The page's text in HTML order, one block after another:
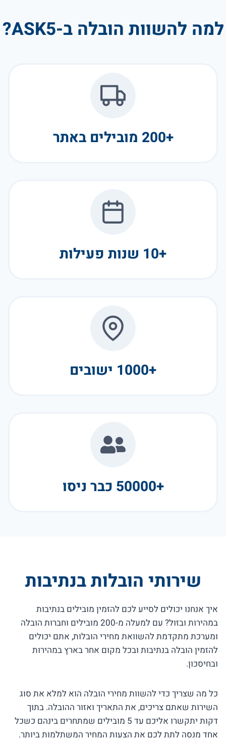
למה להשוות הובלה ב-ASK5?
+200 מובילים באתר
+10 שנות פעילות
+1000 ישובים
+50000 כבר ניסו
שירותי הובלות בנתיבות
איך אנחנו יכולים לסייע לכם להזמין מובילים בנתיבות
במהירות ובזול? עם למעלה מ-200 מובילים וחברות הובלה
ומערכת מתקדמת להשוואת מחירי הובלות, אתם יכולים
להזמין הובלה בנתיבות ובכל מקום אחר בארץ במהירות
ובחיסכון.
כל מה שצריך כדי להשוות מחירי הובלה הוא למלא את סוג
השירות שאתם צריכים, את התאריך ואזור ההובלה. בתוך
דקות יתקשרו אליכם עד 5 מובילים שמתחרים בינהם כשכל
אחד מנסה לתת לכם את הצעות המחיר המשתלמות ביותר.